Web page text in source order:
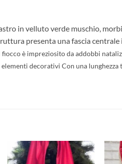
in velluto verde muschio,
presenta una fascia
fiocco è impreziosito da addobbi
decorativi Con una